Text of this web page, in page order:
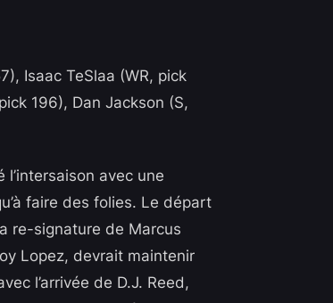
Isaac TeSlaa (WR, pick
196), Dan Jackson (S,
avec une
faire des folies. Le départ
re-signature de Marcus
Lopez, devrait maintenir
l’arrivée de D.J. Reed,